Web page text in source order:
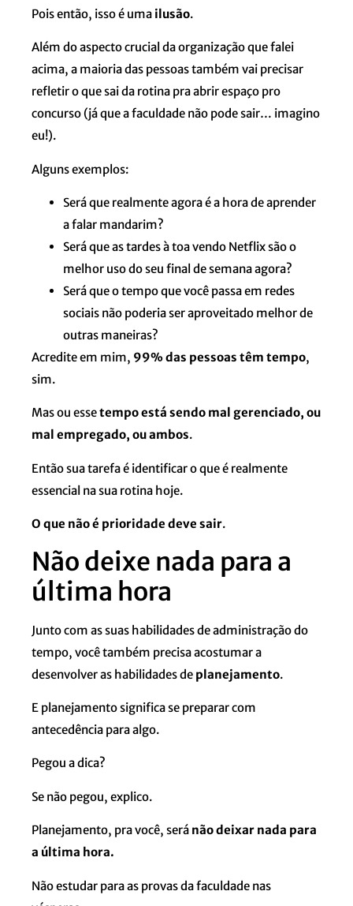
Pois então, isso é uma ilusão.
Além do aspecto crucial da organização que falei
acima, a maioria das pessoas também vai precisar
refletir o que sai da rotina pra abrir espaço pro
concurso (já que a faculdade não pode sair… imagino
eu!).
Alguns exemplos:
Será que realmente agora é a hora de aprender
a falar mandarim?
Será que as tardes à toa vendo Netflix são o
melhor uso do seu final de semana agora?
Será que o tempo que você passa em redes
sociais não poderia ser aproveitado melhor de
outras maneiras?
Acredite em mim, 99% das pessoas têm tempo,
sim.
Mas ou essetempo está sendo mal gerenciado, ou
mal empregado, ou ambos.
Então sua tarefa é identificar o que é realmente
essencial na sua rotina hoje.
O que não é prioridade deve sair.
Não deixe nada para a
última hora
Junto com as suas habilidades de administração do
tempo, você também precisa acostumar a
desenvolver as habilidades de planejamento.
E planejamento significa se preparar com
antecedência para algo.
Pegou a dica?
Se não pegou, explico.
Planejamento, pra você, será não deixar nada para
a última hora.
Não estudar para as provas da faculdade nas